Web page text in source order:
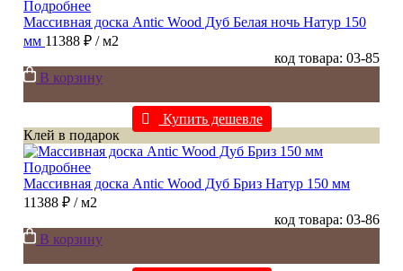
Подробнее
Массивная доска Antic Wood Дуб Белая ночь Натур 150
мм 11388 ₽ / м2
код товара: 03-85
В корзину
Купить дешевле
Клей в подарок
Подробнее
Массивная доска Antic Wood Дуб Бриз Натур 150 мм
11388 ₽ / м2
код товара: 03-86
В корзину